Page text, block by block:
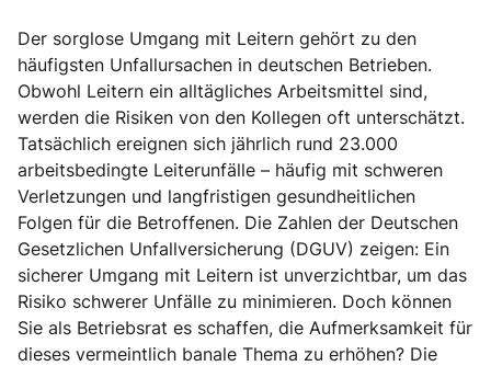
Der sorglose Umgang mit Leitern gehört zu den
häufigsten Unfallursachen in deutschen Betrieben.
Obwohl Leitern ein alltägliches Arbeitsmittel sind,
werden die Risiken von den Kollegen oft unterschätzt.
Tatsächlich ereignen sich jährlich rund 23.000
arbeitsbedingte Leiterunfälle – häufig mit schweren
Verletzungen und langfristigen gesundheitlichen
Folgen für die Betroffenen. Die Zahlen der Deutschen
Gesetzlichen Unfallversicherung (DGUV) zeigen: Ein
sicherer Umgang mit Leitern ist unverzichtbar, um das
Risiko schwerer Unfälle zu minimieren. Doch können
Sie als Betriebsrat es schaffen, die Aufmerksamkeit für
dieses vermeintlich banale Thema zu erhöhen? Die